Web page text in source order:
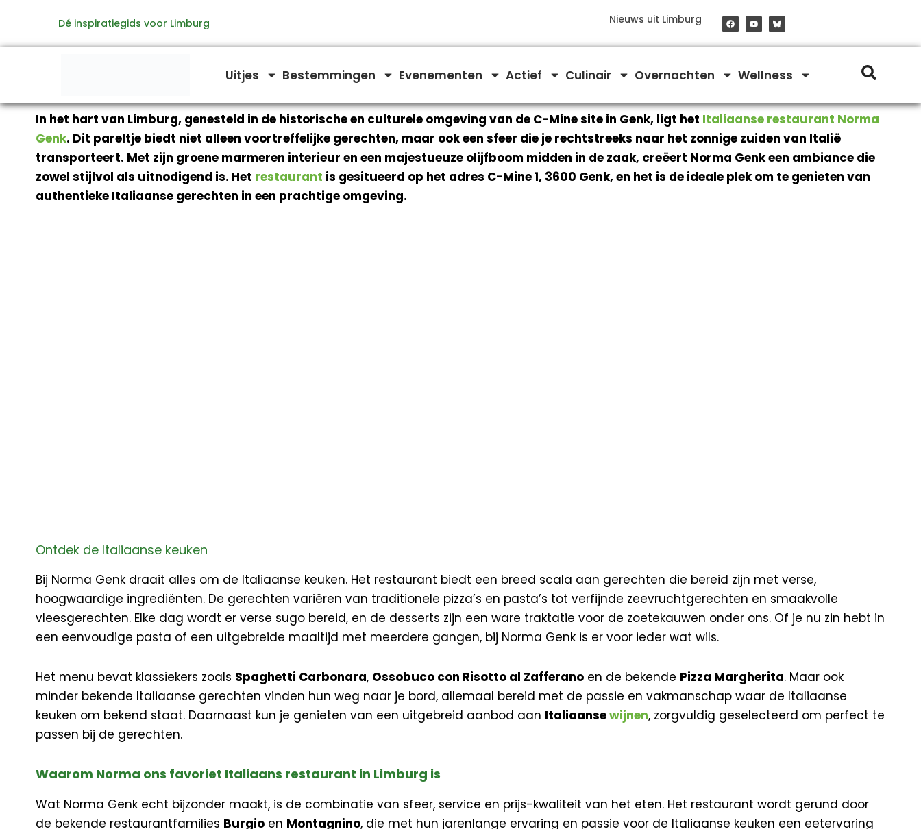
de
Dé inspiratiegids voor Limburg Nieuws uit Limburg F
a
c
b
k
Y
o
u
u
Uitjes Bestemmingen Evenementen Actief Culinair Overnachten Wellness
In het hart van Limburg, genesteld in de historische en culturele omgeving van de C-Mine site in Genk, ligt het Italiaanse restaurant Norma
Genk. Dit pareltje biedt niet alleen voortreffelijke gerechten, maar ook een sfeer die je rechtstreeks naar het zonnige zuiden van Italië
transporteert. Met zijn groene marmeren interieur en een majestueuze olijfboom midden in de zaak, creëert Norma Genk een ambiance die
zowel stijlvol als uitnodigend is. Het restaurant is gesitueerd op het adres C-Mine 1, 3600 Genk, en het is de ideale plek om te genieten van
authentieke Italiaanse gerechten in een prachtige omgeving.
Ontdek de Italiaanse keuken
Bij Norma Genk draait alles om de Italiaanse keuken. Het restaurant biedt een breed scala aan gerechten die bereid zijn met verse,
hoogwaardige ingrediënten. De gerechten variëren van traditionele pizza’s en pasta’s tot verfijnde zeevruchtgerechten en smaakvolle
vleesgerechten. Elke dag wordt er verse sugo bereid, en de desserts zijn een ware traktatie voor de zoetekauwen onder ons. Of je nu zin hebt in
een eenvoudige pasta of een uitgebreide maaltijd met meerdere gangen, bij Norma Genk is er voor ieder wat wils.
Het menu bevat klassiekers zoals Spaghetti Carbonara, Ossobuco con Risotto al Zafferano en de bekende Pizza Margherita. Maar ook
minder bekende Italiaanse gerechten vinden hun weg naar je bord, allemaal bereid met de passie en vakmanschap waar de Italiaanse
keuken om bekend staat. Daarnaast kun je genieten van een uitgebreid aanbod aan Italiaansewijnen, zorgvuldig geselecteerd om perfect te
passen bij de gerechten.
Waarom Norma ons favoriet Italiaans restaurant in Limburg is
Wat Norma Genk echt bijzonder maakt, is de combinatie van sfeer, service en prijs-kwaliteit van het eten. Het restaurant wordt gerund door
de bekende restaurantfamilies Burgio en Montagnino, die met hun jarenlange ervaring en passie voor de Italiaanse keuken een eetervaring